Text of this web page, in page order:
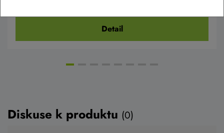
Detail
Diskuse k produktu (0)